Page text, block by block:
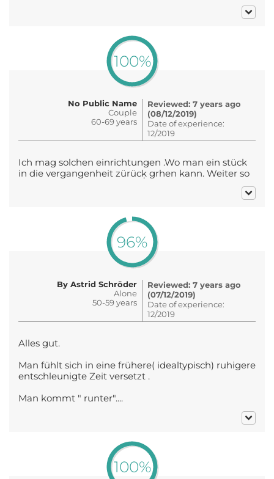
100%
No Public Name
Couple
60-69 years
Reviewed: 7 years ago
(08/12/2019)
Date of experience:
12/2019
Ich mag solchen einrichtungen .Wo man ein stück
in die vergangenheit zürücķ grhen kann. Weiter so
96%
By Astrid Schröder
Alone
50-59 years
Reviewed: 7 years ago
(07/12/2019)
Date of experience:
12/2019
Alles gut.
Man fühlt sich in eine frühere( idealtypisch) ruhigere
entschleunigte Zeit versetzt .
Man kommt " runter"....
100%